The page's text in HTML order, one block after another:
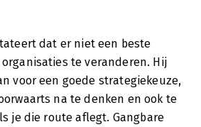
dat er niet een beste
te veranderen. Hij
voor een goede strategiekeuze,
na te denken en ook te
je die route aflegt. Gangbare